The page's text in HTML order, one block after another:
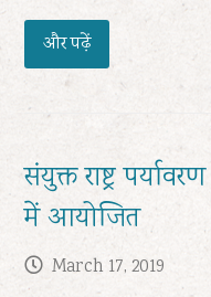
और पढ़ें
संयुक्त राष्ट्र
में आयोजित
March 17, 2019